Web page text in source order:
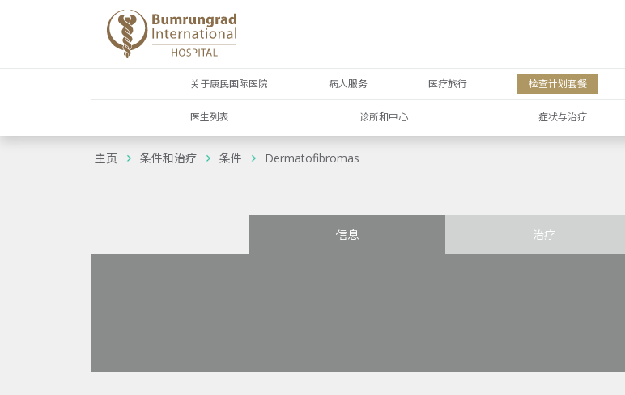
关于康民国际医院 病人服务 医疗旅行 检查计划套餐
医生列表 诊所和中心 症状与治疗
主页 条件和治疗 条件 Dermatofibromas
信息 治疗